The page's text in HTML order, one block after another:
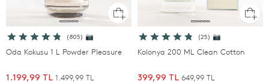
(805) 📷
Oda Kokusu 1 L Powder Pleasure
1.199,99 TL 1.499,99 TL
(25) 📷
Kolonya 200 ML Clean Cotton
399,99 TL 649,99 TL